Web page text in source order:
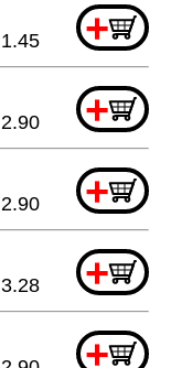
+
1.45
+
2.90
+
2.90
+
3.28
+